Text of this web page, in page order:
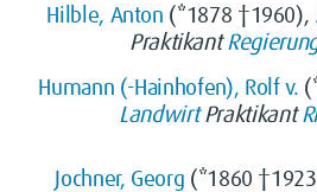
Hilble, Anton (*1878 †1960),
Praktikant
Humann (-Hainhofen), Rolf v.
Landwirt Praktikant
Jochner, Georg (*1860